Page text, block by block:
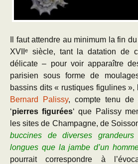
Il faut attendre au minimum la fin
XVIIᵉ siècle, tant la datation de
délicate – pour voir apparaître
parisien sous forme de
bassins dits « rustiques figulines »,
Bernard Palissy, compte tenu de
‘pierres figurées‘ que Palissy
les sites de Champagne, de
buccines de diverses
longues que la jambe d’un
pourrait correspondre à